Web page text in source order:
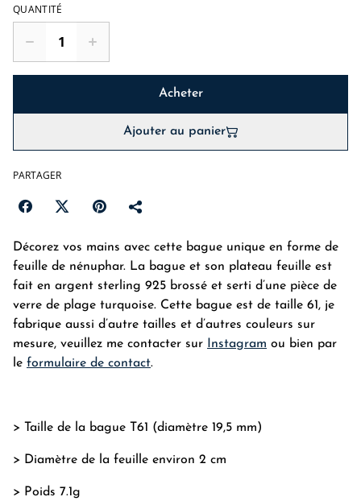
QUANTITÉ
Acheter
Ajouter au panier
PARTAGER
Décorez vos mains avec cette bague unique en forme de
feuille de nénuphar. La bague et son plateau feuille est
fait en argent sterling 925 brossé et serti d’une pièce de
verre de plage turquoise. Cette bague est de taille 61, je
fabrique aussi d’autre tailles et d’autres couleurs sur
mesure, veuillez me contacter sur
Instagram ou bien par
le formulaire de contact.
> Taille de la bague T61 (diamètre 19,5 mm)
> Diamètre de la feuille environ 2 cm
> Poids 7.1g